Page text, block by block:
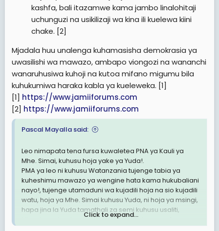
kashfa, bali itazamwe kama jambo linalohitaji
uchunguzi na usikilizaji wa kina ili kuelewa kiini
chake. [2]
Mjadala huu unalenga kuhamasisha demokrasia ya
uwasilishi wa mawazo, ambapo viongozi na wananchi
wanaruhusiwa kuhoji na kutoa mifano migumu bila
kuhukumiwa haraka kabla ya kueleweka. [1]
[1] https://www.jamiiforums.com
[2] https://www.jamiiforums.com
Pascal Mayalla said:
Leo nimapata tena fursa kuwaletea PNA ya Kauli ya
Mhe. Simai, kuhusu hoja yake ya Yuda!.
PMA ya leo ni kuhusu Watanzania tujenge tabia ya
kuheshimu mawazo ya wengine hata kama hukubaliani
nayo!, tujenge utamaduni wa kujadili hoja na sio kujadili
watu, hoja ya Mhe. Simai kuhusu Yuda, ni hoja ya msingi,
hapa jina la Yuda tamathali za semi kuhusu usaliti,
kitendo ambacho sio kitendo kizuri, mtu anayefanya
Click to expand...